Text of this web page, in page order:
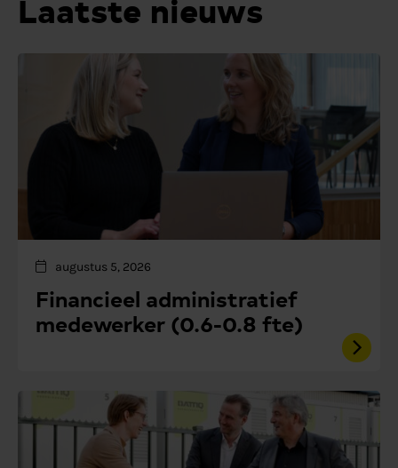
augustus 5, 2026
Financieel administratief
medewerker (0.6-0.8 fte)